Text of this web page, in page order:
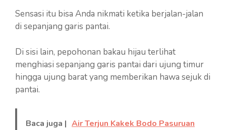
Sensasi itu bisa Anda nikmati ketika berjalan-jalan
di sepanjang garis pantai.
Di sisi lain, pepohonan bakau hijau terlihat
menghiasi sepanjang garis pantai dari ujung timur
hingga ujung barat yang memberikan hawa sejuk di
pantai.
Baca juga | Air Terjun Kakek Bodo Pasuruan